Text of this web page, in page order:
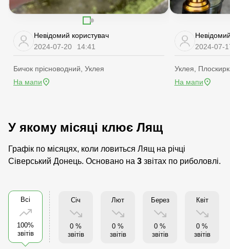
Невідомий користувач
2024-07-20
14:41
Бичок прісноводний, Уклея
На мапи
2024-07-
Уклея,
На мапи
У якому місяці клює Лящ
Графік по місяцях, коли ловиться Лящ на річці
Сіверський Донець. Основано на 3 звітах по риболовлі.
Всі
100%
звітів
Січ
0 %
звітів
Лют
0 %
звітів
Берез
0 %
звітів
Квіт
0 %
звітів